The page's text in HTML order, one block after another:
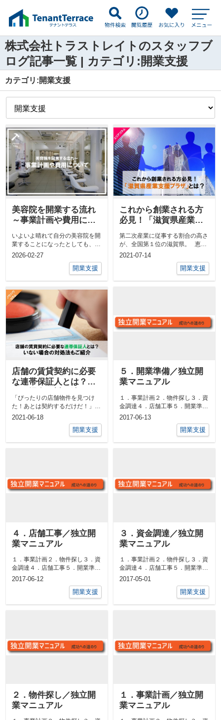
株式会社トラストレイトのスタッフブ
ログ記事一覧 | カテゴリ:開業支援
カテゴリ:開業支援
美容院を開業する流れ
～事業計画や費用につ
いよいよ晴れて自分の美容院を開
業することになったとしても、闇
雲に開業を行えば、いずれは赤字
2026-02-27
開業支援
これから創業される方
必見！「滋賀県産業支
第二次産業に従事する割合の高さ
が、全国第１位の滋賀県。 恵ま
れた立地・交通・自然を...
2021-07-14
開業支援
店舗の賃貸契約に必要
な連帯保証人とは？い
紹介
「ぴったりの店舗物件を見つけ
た！あとは契約するだけだ！」と
ホッと一息ついていませんか？
2021-06-18
開業支援
５．開業準備／独立開
業マニュアル
１．事業計画２．物件探し３．資
金調達４．店舗工事５．開業準備
５．開業準備５－１．各種届出飲
2017-06-13
開業支援
４．店舗工事／独立開
業マニュアル
１．事業計画２．物件探し３．資
金調達４．店舗工事５．開業準備
４．店舗工事４－１．店舗設計店
2017-06-12
開業支援
３．資金調達／独立開
業マニュアル
１．事業計画２．物件探し３．資
金調達４．店舗工事５．開業準備
３．資金調達３－１．資金調達の
2017-05-01
開業支援
２．物件探し／独立開
業マニュアル
１．事業計画／独立開
業マニュアル